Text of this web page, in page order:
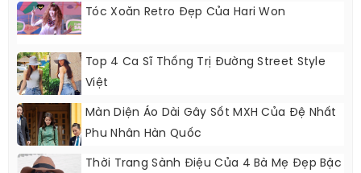
Tóc Xoăn Retro Đẹp Của Hari Won
Top 4 Ca Sĩ Thống Trị Đường Street Style
Việt
Màn Diện Áo Dài Gây Sốt MXH Của Đệ Nhất
Phu Nhân Hàn Quốc
Thời Trang Sành Điệu Của 4 Bà Mẹ Đẹp Bậc